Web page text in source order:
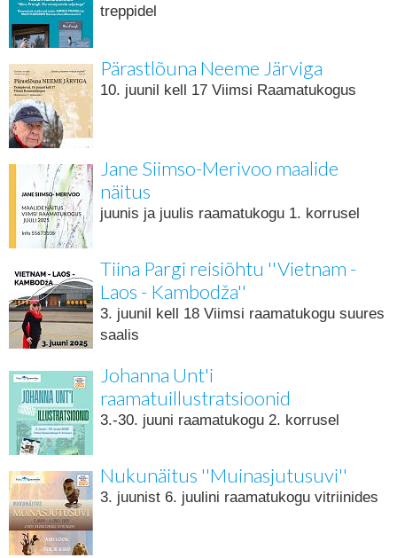
treppidel
Pärastlõuna Neeme Järviga
10. juunil kell 17 Viimsi Raamatukogus
Jane Siimso-Merivoo maalide
näitus
juunis ja juulis raamatukogu 1. korrusel
Tiina Pargi reisiõhtu ''Vietnam -
Laos - Kambodža''
3. juunil kell 18 Viimsi raamatukogu suures
saalis
Johanna Unt'i
raamatuillustratsioonid
3.-30. juuni raamatukogu 2. korrusel
Nukunäitus ''Muinasjutusuvi''
3. juunist 6. juulini raamatukogu vitriinides